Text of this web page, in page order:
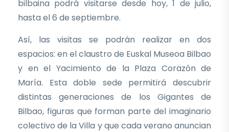
bilbaina podrá visitarse desde hoy, 1 de julio,
hasta el 6 de septiembre.
Así, las visitas se podrán realizar en dos
espacios: en el claustro de Euskal Museoa Bilbao
y en el Yacimiento de la Plaza Corazón de
María. Esta doble sede permitirá descubrir
distintas generaciones de los Gigantes de
Bilbao, figuras que forman parte del imaginario
colectivo de la Villa y que cada verano anuncian